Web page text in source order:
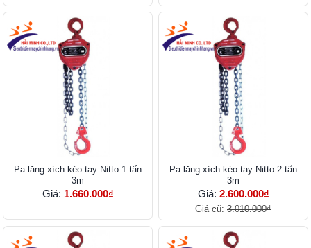
Pa lăng xích kéo tay Nitto 1 tấn
3m
Giá: 1.660.000₫
Pa lăng xích kéo tay Nitto 2 tấn
3m
Giá: 2.600.000₫
Giá cũ: 3.010.000₫